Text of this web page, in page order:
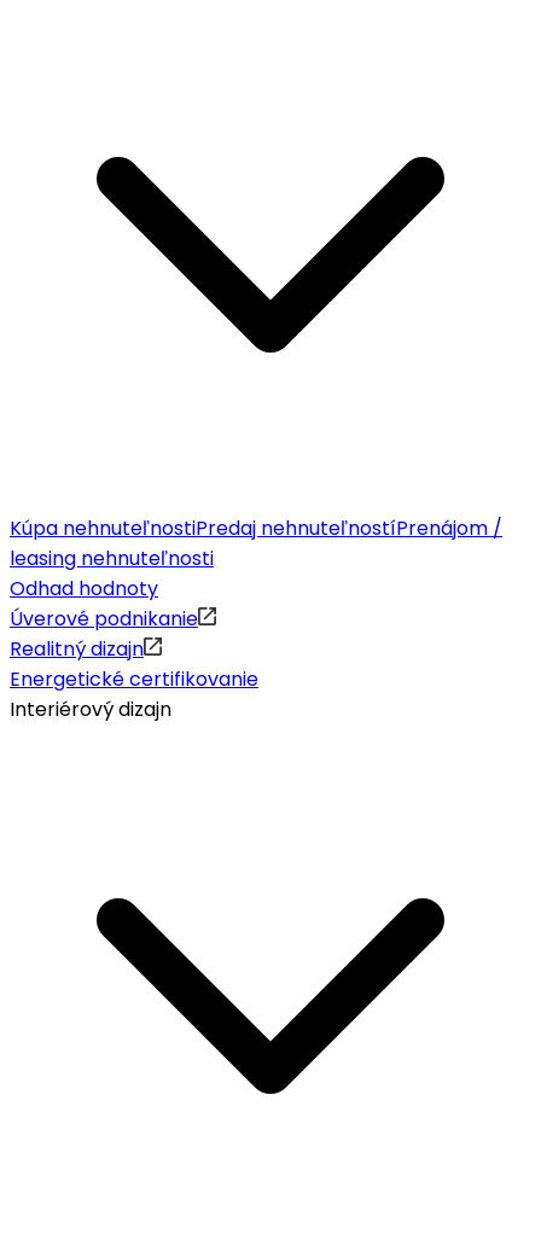
Kúpa nehnuteľnostiPredaj nehnuteľnostíPrenájom /
leasing nehnuteľnosti
Odhad hodnoty
Úverové podnikanie
Realitný dizajn
Energetické certifikovanie
Interiérový dizajn